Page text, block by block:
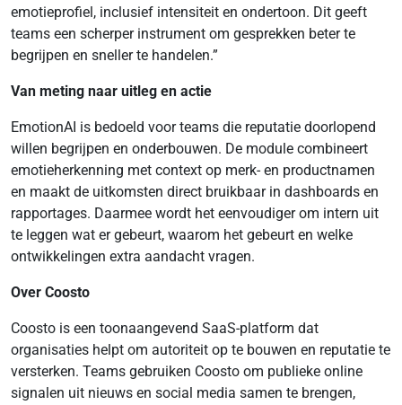
emotieprofiel, inclusief intensiteit en ondertoon. Dit geeft
teams een scherper instrument om gesprekken beter te
begrijpen en sneller te handelen.”
Van meting naar uitleg en actie
EmotionAI is bedoeld voor teams die reputatie doorlopend
willen begrijpen en onderbouwen. De module combineert
emotieherkenning met context op merk- en productnamen
en maakt de uitkomsten direct bruikbaar in dashboards en
rapportages. Daarmee wordt het eenvoudiger om intern uit
te leggen wat er gebeurt, waarom het gebeurt en welke
ontwikkelingen extra aandacht vragen.
Over Coosto
Coosto is een toonaangevend SaaS-platform dat
organisaties helpt om autoriteit op te bouwen en reputatie te
versterken. Teams gebruiken Coosto om publieke online
signalen uit nieuws en social media samen te brengen,